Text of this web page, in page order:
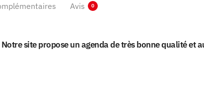
Avis 0
site propose un agenda de très bonne qualité et